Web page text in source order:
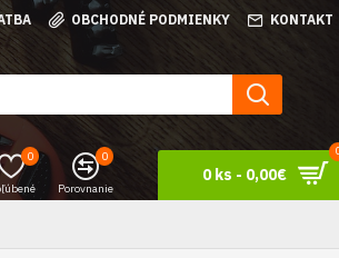
OBCHODNÉ PODMIENKY KONTAKT
0
Porovnanie
0
0 ks - 0,00€